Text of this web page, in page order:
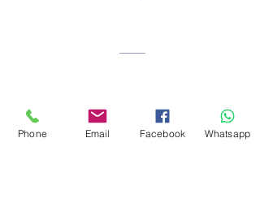
Phone Email Facebook Whatsapp